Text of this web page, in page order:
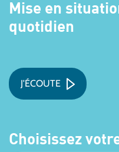
Mise en
quotidien
J'ÉCOUTE
Choisissez